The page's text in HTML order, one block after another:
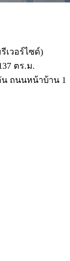
เวอร์ไซด์)
ตร.ม.
ถนนหน้าบ้าน 1